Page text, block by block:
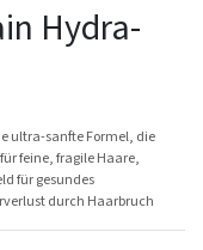
Hydra-
ultra-sanfte Formel, die
feine, fragile Haare,
für gesundes
durch Haarbruch